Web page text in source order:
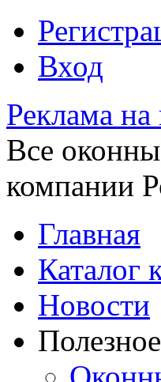
Вход
Реклама на
Все
компании
Главная
Каталог
Новости
Полезное